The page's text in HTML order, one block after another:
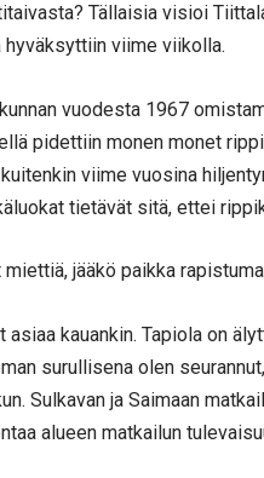
Tällaisia visioi
hyväksyttiin viime viikolla.
vuodesta 1967
pidettiin monen monet
viime vuosina
tietävät sitä, ettei
miettiä, jääkö paikka
asiaa kauankin. Tapiola on
surullisena olen
Sulkavan ja Saimaan
alueen matkailun